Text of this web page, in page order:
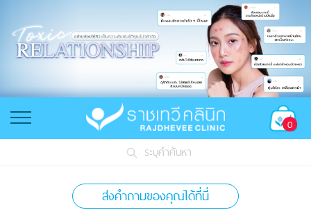
0
ระบุคำค้นหา
ส่งคำถามของคุณได้ที่นี่